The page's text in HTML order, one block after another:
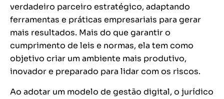
verdadeiro parceiro estratégico, adaptando
ferramentas e práticas empresariais para gerar
mais resultados. Mais do que garantir o
cumprimento de leis e normas, ela tem como
objetivo criar um ambiente mais produtivo,
inovador e preparado para lidar com os riscos.
Ao adotar um modelo de gestão digital, o jurídico